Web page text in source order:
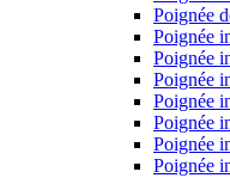
Poignée
Poignée
Poignée
Poignée
Poignée
Poignée
Poignée
Poignée